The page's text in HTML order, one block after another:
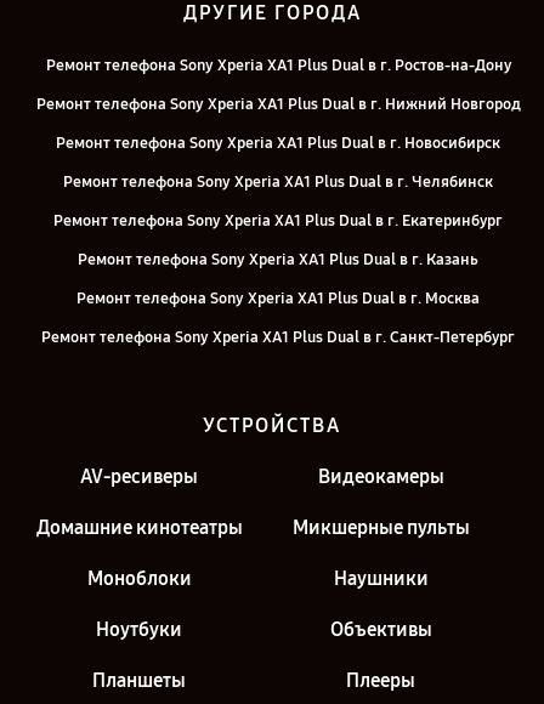
ДРУГИЕ ГОРОДА
Ремонт телефона Sony Xperia XA1 Plus Dual в г. Ростов-на-Дону
Ремонт телефона Sony Xperia XA1 Plus Dual в г. Нижний Новгород
Ремонт телефона Sony Xperia XA1 Plus Dual в г. Новосибирск
Ремонт телефона Sony Xperia XA1 Plus Dual в г. Челябинск
Ремонт телефона Sony Xperia XA1 Plus Dual в г. Екатеринбург
Ремонт телефона Sony Xperia XA1 Plus Dual в г. Казань
Ремонт телефона Sony Xperia XA1 Plus Dual в г. Москва
Ремонт телефона Sony Xperia XA1 Plus Dual в г. Санкт-Петербург
УСТРОЙСТВА
AV-ресиверы Видеокамеры
Домашние кинотеатры Микшерные пульты
Моноблоки Наушники
Ноутбуки Объективы
Планшеты Плееры